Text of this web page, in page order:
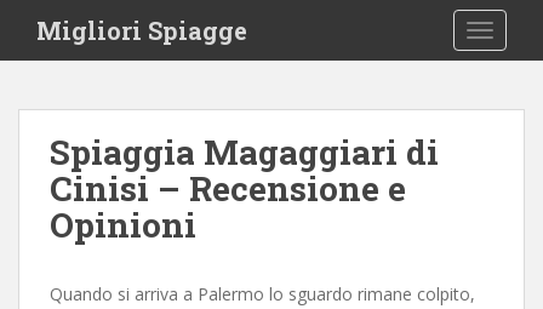
i
Migliori Spiagge
Spiaggia Magaggiari di
Cinisi – Recensione e
Opinioni
Quando si arriva a Palermo lo sguardo rimane colpito,